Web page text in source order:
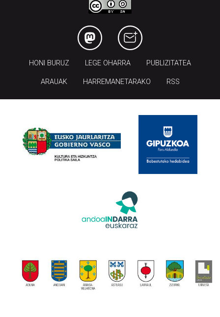
HONI BURUZ LEGE OHARRA PUBLIZITATEA
ARAUAK HARREMANETARAKO RSS